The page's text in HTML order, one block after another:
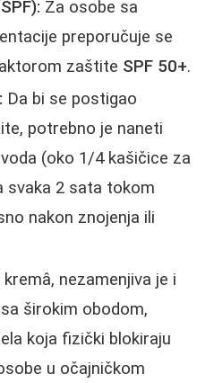
Za osobe sa
preporučuje se
zaštite SPF 50+.
Da bi se postigao
potrebno je naneti
(oko 1/4 kašičice za
svaka 2 sata tokom
nakon znojenja ili
kremâ, nezamenjiva je i
širokim obodom,
koja fizički blokiraju
u očajničkom